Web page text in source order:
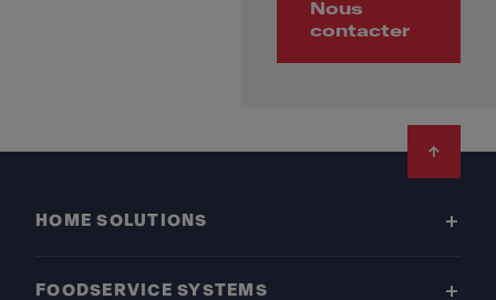
Nous
contacter
HOME SOLUTIONS
FOODSERVICE SYSTEMS